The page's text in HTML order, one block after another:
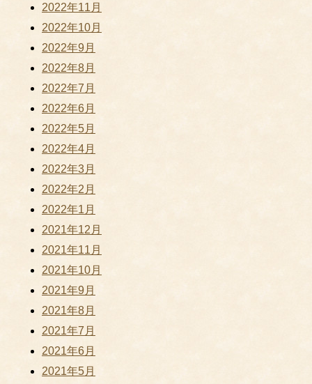
2022年11月
2022年10月
2022年9月
2022年8月
2022年7月
2022年6月
2022年5月
2022年4月
2022年3月
2022年2月
2022年1月
2021年12月
2021年11月
2021年10月
2021年9月
2021年8月
2021年7月
2021年6月
2021年5月